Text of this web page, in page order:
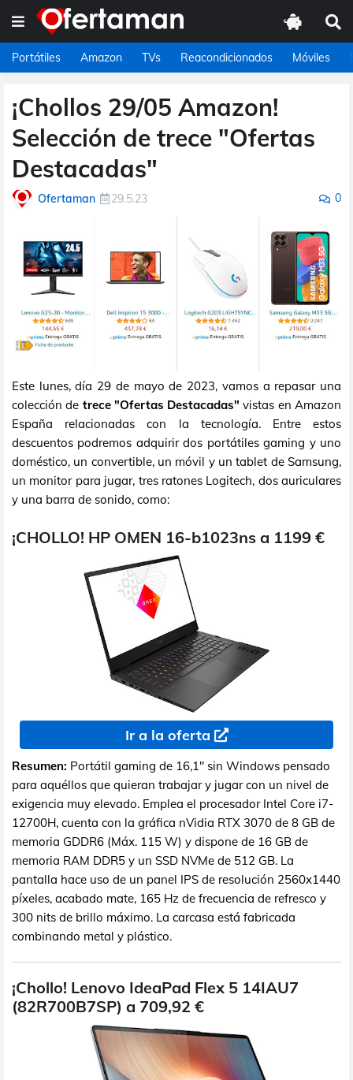
Portátiles Amazon TVs Reacondicionados Móviles
¡Chollos 29/05 Amazon!
Selección de trece "Ofertas
Destacadas"
Ofertaman 29.5.23 0
Este lunes, día 29 de mayo de 2023, vamos a repasar una
colección de trece "Ofertas Destacadas" vistas en Amazon
España relacionadas con la tecnología. Entre estos
descuentos podremos adquirir dos portátiles gaming y uno
doméstico, un convertible, un móvil y un tablet de Samsung,
un monitor para jugar, tres ratones Logitech, dos auriculares
y una barra de sonido, como:
¡CHOLLO! HP OMEN 16-b1023ns a 1199 €
Ir a la oferta
Resumen: Portátil gaming de 16,1" sin Windows pensado
para aquéllos que quieran trabajar y jugar con un nivel de
exigencia muy elevado. Emplea el procesador Intel Core i7-
12700H, cuenta con la gráfica nVidia RTX 3070 de 8 GB de
memoria GDDR6 (Máx. 115 W) y dispone de 16 GB de
memoria RAM DDR5 y un SSD NVMe de 512 GB. La
pantalla hace uso de un panel IPS de resolución 2560x1440
píxeles, acabado mate, 165 Hz de frecuencia de refresco y
300 nits de brillo máximo. La carcasa está fabricada
combinando metal y plástico.
¡Chollo! Lenovo IdeaPad Flex 5 14IAU7
(82R700B7SP) a 709,92 €